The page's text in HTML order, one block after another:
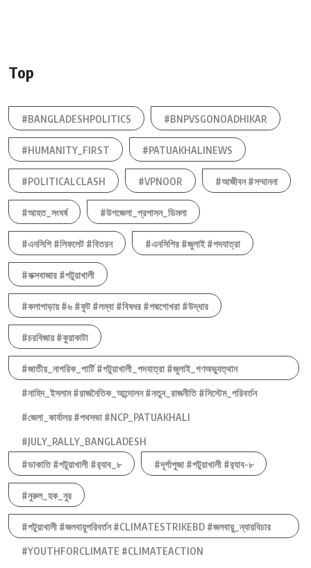
Top
#BANGLADESHPOLITICS #BNPVSGONOADHIKAR
#HUMANITY_FIRST #PATUAKHALINEWS
#POLITICALCLASH #VPNOOR #আজীবন #সম্মাননা
#আহত_সংঘর্ষ #উপজেলা_প্রশাসন_ডিমলা
#এনসিপি #লিফলেট #বিতরন #এনসিপির #জুলাই #পদযাত্রা
#কক্সবাজার #পটুয়াখালী
#কলাপাড়ায় #৬ #ফুট #লম্বা #বিষধর #পদ্মগোখরা #উদ্ধার
#চরবিজায় #কুয়াকাটা
#জাতীয়_নাগরিক_পার্টি #পটুয়াখালী_পদযাত্রা #জুলাই_গণঅভ্যুত্থান
#নাহিদ_ইসলাম #রাজনৈতিক_আন্দোলন #নতুন_রাজনীতি #সিস্টেম_পরিবর্তন
#জেলা_কার্যালয় #পথসভা #NCP_PATUAKHALI
#JULY_RALLY_BANGLADESH
#ডাকাতি #পটুয়াখালী #র‍্যাব_৮
#দূর্গাপুজা #পটুয়াখালী #র‍্যাব-৮
#নুরুল_হক_নুর
#পটুয়াখালী #জলবায়ুপরিবর্তন #CLIMATESTRIKEBD #জলবায়ু_ন্যায়বিচার
#YOUTHFORCLIMATE #CLIMATEACTION